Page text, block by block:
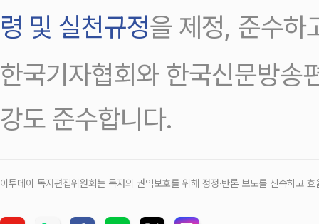
령 및 실천규정을 제정, 준수하
한국기자협회와 한국신문방송
강도 준수합니다.
이투데이 독자편집위원회는 독자의 권익보호를 위해 정정‧반론 보도를 신속하고